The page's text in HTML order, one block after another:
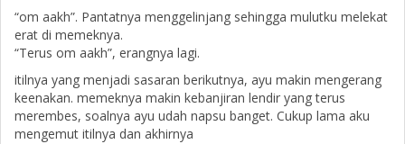
“om aakh”. Pantatnya menggelinjang sehingga mulutku melekat
erat di memeknya.
“Terus om aakh”, erangnya lagi.
itilnya yang menjadi sasaran berikutnya, ayu makin mengerang
keenakan. memeknya makin kebanjiran lendir yang terus
merembes, soalnya ayu udah napsu banget. Cukup lama aku
mengemut itilnya dan akhirnya